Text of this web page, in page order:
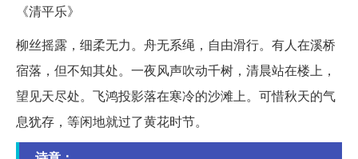
《清平乐》
柳丝摇露，细柔无力。舟无系绳，自由滑行。有人在溪桥
宿落，但不知其处。一夜风声吹动千树，清晨站在楼上，
望见天尽处。飞鸿投影落在寒冷的沙滩上。可惜秋天的气
息犹存，等闲地就过了黄花时节。